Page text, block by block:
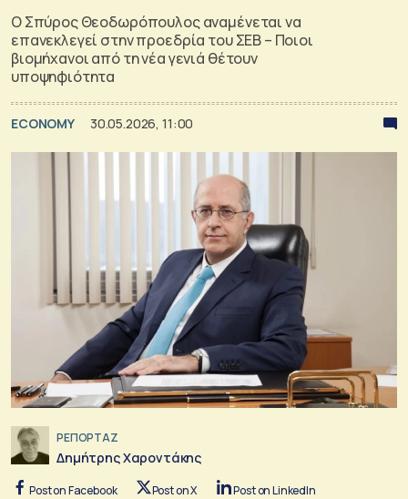
Ο Σπύρος Θεοδωρόπουλος αναμένεται να
επανεκλεγεί στην προεδρία του ΣΕΒ – Ποιοι
βιομήχανοι από τη νέα γενιά θέτουν
υποψηφιότητα
ECONOMY 30.05.2026, 11:00
ΡΕΠΟΡΤΑΖ
Δημήτρης Χαροντάκης
Post on Facebook Post on X Post on LinkedIn